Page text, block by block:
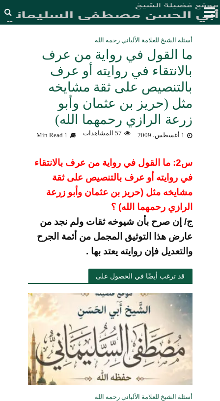
أسئلة الشيخ للعلامة الألباني رحمه الله
ما القول في رواية من عرف
بالانتقاء في روايته أو عرف
بالتنصيص على ثقة مشايخه
مثل (حريز بن عثمان وأبو
زرعة الرازي رحمهما الله)
1 أغسطس، 2009 57 المشاهدات 1 Min Read
س2: ما القول في رواية من
عرف بالانتقاء
في روايته أو عرف بالتنصيص على ثقة
مشايخه مثل (حريز بن عثمان وأبو زرعة
الرازي رحمهما الله) ؟
ج/ إن صرح بأن شيوخه ثقات ولم نجد من
عارض هذا
التوثيق المجمل من أئمة الجرح
والتعديل فإن روايته يعتد بها .
قد ترغب أيضًا في الحصول على
أسئلة الشيخ للعلامة الألباني رحمه الله